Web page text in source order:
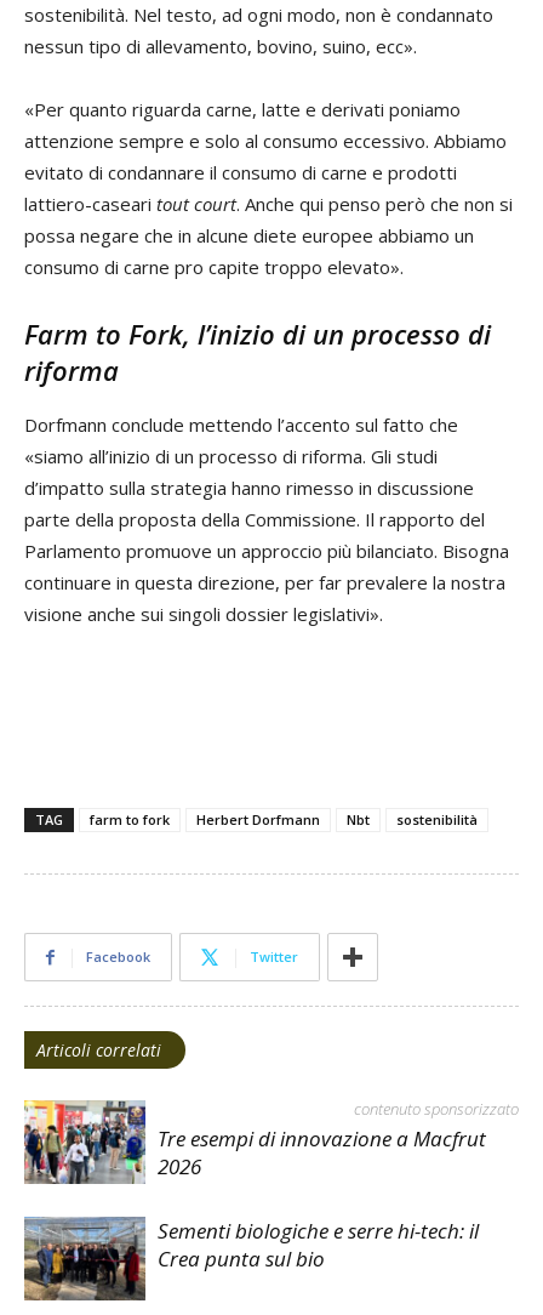
sostenibilità. Nel testo, ad ogni modo, non è condannato
nessun tipo di allevamento, bovino, suino, ecc».
«Per quanto riguarda carne, latte e derivati poniamo
attenzione sempre e solo al consumo eccessivo. Abbiamo
evitato di condannare il consumo di carne e prodotti
lattiero-caseari tout court. Anche qui penso però che non si
possa negare che in alcune diete europee abbiamo un
consumo di carne pro capite troppo elevato».
Farm to Fork, l’inizio di un processo di
riforma
Dorfmann conclude mettendo l’accento sul fatto che
«siamo all’inizio di un processo di riforma. Gli studi
d’impatto sulla strategia hanno rimesso in discussione
parte della proposta della Commissione. Il rapporto del
Parlamento promuove un approccio più bilanciato. Bisogna
continuare in questa direzione, per far prevalere la nostra
visione anche sui singoli dossier legislativi».
TAG farm to fork Herbert Dorfmann Nbt sostenibilità
Facebook Twitter
Articoli correlati
contenuto sponsorizzato
Tre esempi di innovazione a Macfrut
2026
Sementi biologiche e serre hi-tech: il
Crea punta sul bio